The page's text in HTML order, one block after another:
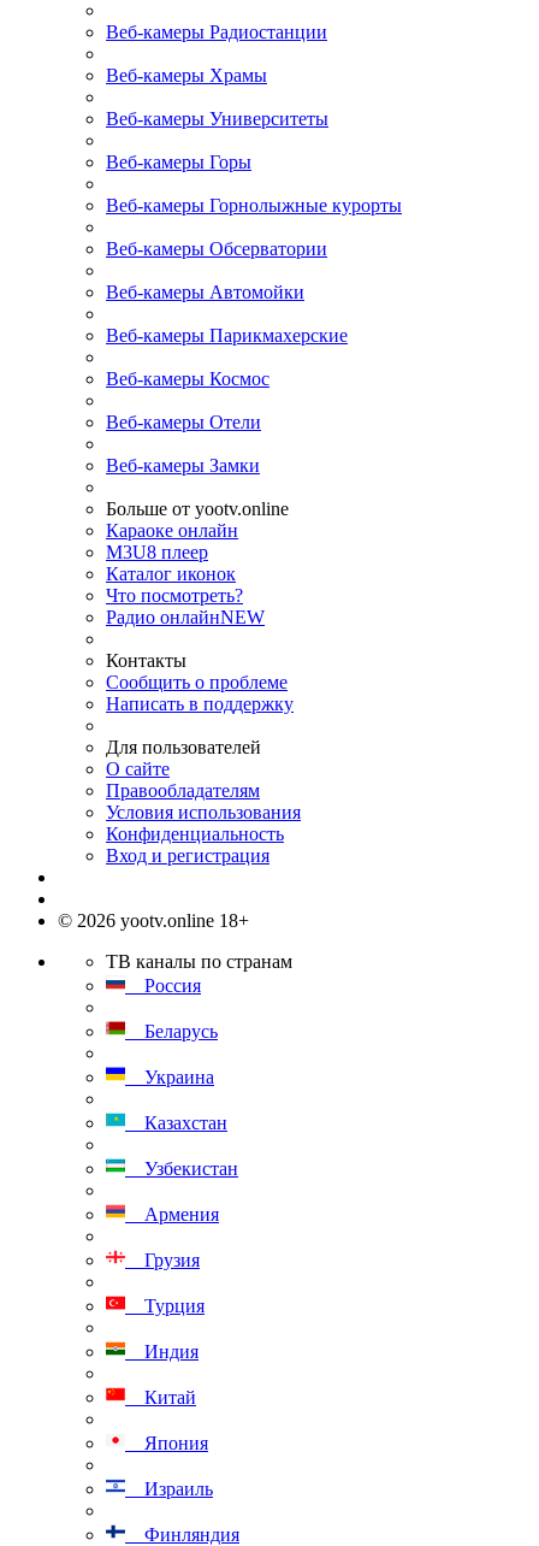
Веб-камеры Радиостанции
Веб-камеры Храмы
Веб-камеры Университеты
Веб-камеры Горы
Веб-камеры Горнолыжные курорты
Веб-камеры Обсерватории
Веб-камеры Автомойки
Веб-камеры Парикмахерские
Веб-камеры Космос
Веб-камеры Отели
Веб-камеры Замки
Больше от yootv.online
Караоке онлайн
M3U8 плеер
Каталог иконок
Что посмотреть?
Радио онлайнNEW
Контакты
Сообщить о проблеме
Написать в поддержку
Для пользователей
О сайте
Правообладателям
Условия использования
Конфиденциальность
Вход и регистрация
© 2026 yootv.online 18+
ТВ каналы по странам
Россия
Беларусь
Украина
Казахстан
Узбекистан
Армения
Грузия
Турция
Индия
Китай
Япония
Израиль
Финляндия